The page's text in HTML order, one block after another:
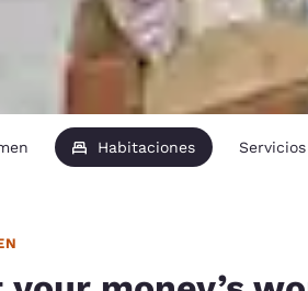
Asia-Pacífico
Habitaciones Servicios